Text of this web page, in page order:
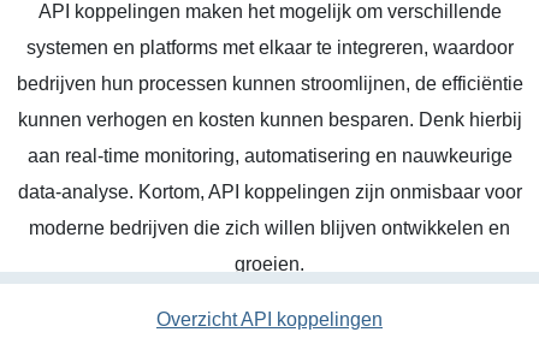
API koppelingen maken het mogelijk om verschillende
systemen en platforms met elkaar te integreren, waardoor
bedrijven hun processen kunnen stroomlijnen, de efficiëntie
kunnen verhogen en kosten kunnen besparen. Denk hierbij
aan real-time monitoring, automatisering en nauwkeurige
data-analyse. Kortom, API koppelingen zijn onmisbaar voor
moderne bedrijven die zich willen blijven ontwikkelen en
groeien.
Overzicht API koppelingen